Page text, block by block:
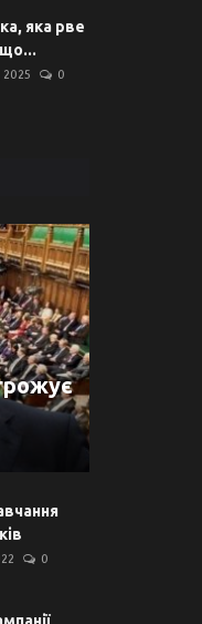
яка рве
2025 0
0